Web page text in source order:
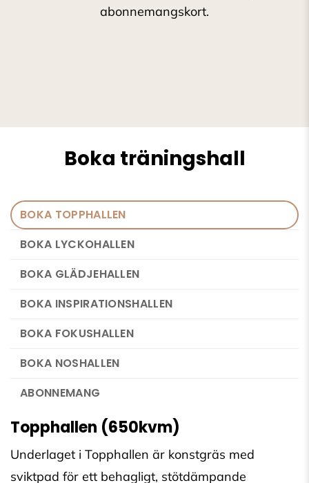
abonnemangskort.
Boka träningshall
BOKA TOPPHALLEN
BOKA LYCKOHALLEN
BOKA GLÄDJEHALLEN
BOKA INSPIRATIONSHALLEN
BOKA FOKUSHALLEN
BOKA NOSHALLEN
ABONNEMANG
Topphallen (650kvm)
Underlaget i Topphallen är konstgräs med
sviktpad för ett behagligt, stötdämpande